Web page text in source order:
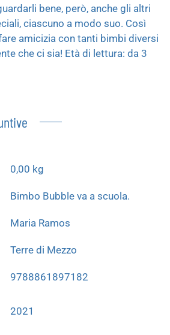
bene, però, anche gli altri
ciascuno a modo suo. Così
amicizia con tanti bimbi diversi
che ci sia! Età di lettura: da 3
0,00 kg
Bimbo Bubble va a scuola.
Maria Ramos
Terre di Mezzo
9788861897182
2021